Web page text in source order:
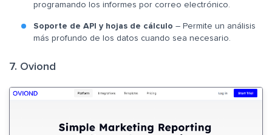
programando los informes por correo electrónico.
Soporte de API y hojas de cálculo – Permite un análisis
más profundo de los datos cuando sea necesario.
7. Oviond